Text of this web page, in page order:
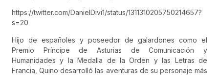
https://twitter.com/DanielDivi1/status/1311310205750214657?
s=20
Hijo de españoles y poseedor de galardones como el
Premio Príncipe de Asturias de Comunicación y
Humanidades y la Medalla de la Orden y las Letras de
Francia, Quino desarrolló las aventuras de su personaje más